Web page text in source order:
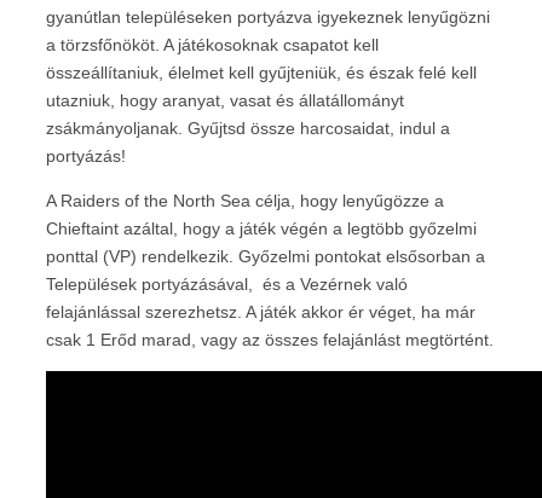
gyanútlan településeken portyázva igyekeznek lenyűgözni
a törzsfőnököt. A játékosoknak csapatot kell
összeállítaniuk, élelmet kell gyűjteniük, és észak felé kell
utazniuk, hogy aranyat, vasat és állatállományt
zsákmányoljanak. Gyűjtsd össze harcosaidat, indul a
portyázás!
A Raiders of the North Sea célja, hogy lenyűgözze a
Chieftaint azáltal, hogy a játék végén a legtöbb győzelmi
ponttal (VP) rendelkezik. Győzelmi pontokat elsősorban a
Települések portyázásával, és a Vezérnek való
felajánlással szerezhetsz. A játék akkor ér véget, ha már
csak 1 Erőd marad, vagy az összes felajánlást megtörtént.